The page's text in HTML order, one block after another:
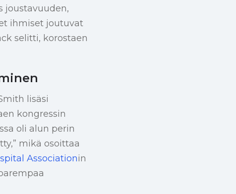
joustavuuden,
ihmiset joutuvat
selitti, korostaen
lisäsi
kongressin
oli alun perin
mikä osoittaa
Associationin